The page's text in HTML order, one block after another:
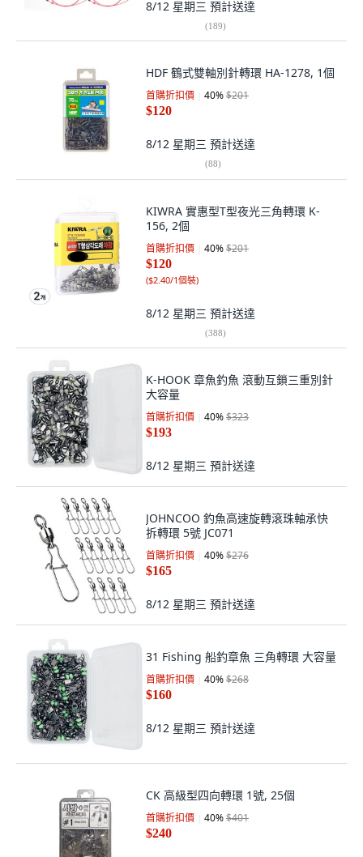
8/12 星期三 預計送達
(189)
HDF 鶴式雙軸別針轉環 HA-1278, 1個
首購折扣價 40%$201
$120
8/12 星期三 預計送達
(88)
KIWRA 實惠型T型夜光三角轉環 K-
156, 2個
首購折扣價 40%$201
$120
($2.40/1個裝)
8/12 星期三 預計送達
(388)
K-HOOK 章魚釣魚 滾動互鎖三重別針
大容量
首購折扣價 40%$323
$193
8/12 星期三 預計送達
JOHNCOO 釣魚高速旋轉滾珠軸承快
拆轉環 5號 JC071
首購折扣價 40%$276
$165
8/12 星期三 預計送達
31 Fishing 船釣章魚 三角轉環 大容量
首購折扣價 40%$268
$160
8/12 星期三 預計送達
CK 高級型四向轉環 1號, 25個
首購折扣價 40%$401
$240